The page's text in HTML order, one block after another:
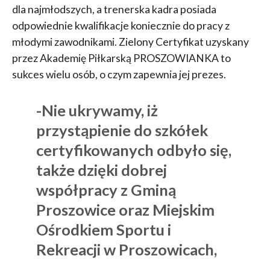
dla najmłodszych, a trenerska kadra posiada
odpowiednie kwalifikacje koniecznie do pracy z
młodymi zawodnikami. Zielony Certyfikat uzyskany
przez Akademię Piłkarską PROSZOWIANKA to
sukces wielu osób, o czym zapewnia jej prezes.
-Nie ukrywamy, iż
przystąpienie do szkółek
certyfikowanych odbyło się,
także dzięki dobrej
współpracy z Gminą
Proszowice oraz Miejskim
Ośrodkiem Sportu i
Rekreacji w Proszowicach,